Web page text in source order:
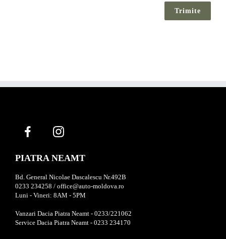
PIATRA NEAMT
Bd. General Nicolae Dascalescu Nr.492B
0233 234258 / office@auto-moldova.ro
Luni - Vineri: 8AM - 5PM
Vanzari Dacia Piatra Neamt - 0233/221062
Service Dacia Piatra Neamt - 0233 234170